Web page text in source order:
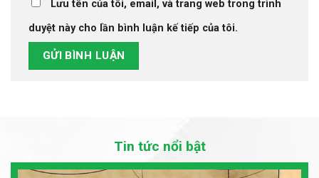
Lưu tên của tôi, email, và trang web trong trình
duyệt này cho lần bình luận kế tiếp của tôi.
Tin tức nổi bật